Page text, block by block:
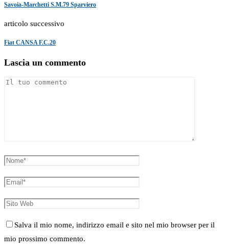
Savoia-Marchetti S.M.79 Sparviero
articolo successivo
Fiat CANSA F.C.20
Lascia un commento
Salva il mio nome, indirizzo email e sito nel mio browser per il
mio prossimo commento.